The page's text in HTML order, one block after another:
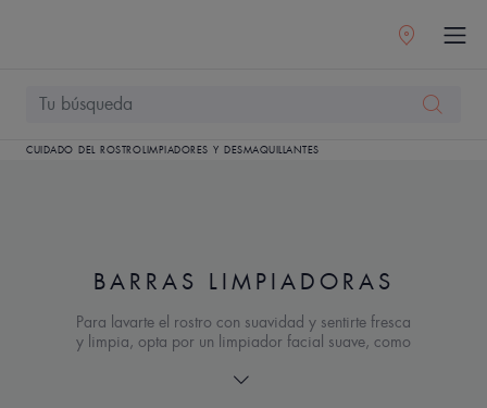
CUIDADO DEL ROSTROLIMPIADORES Y DESMAQUILLANTES
BARRAS LIMPIADORAS
Para lavarte el rostro con suavidad y sentirte fresca
y limpia, opta por un limpiador facial suave, como
una barra limpiadora sin jabón, una específica